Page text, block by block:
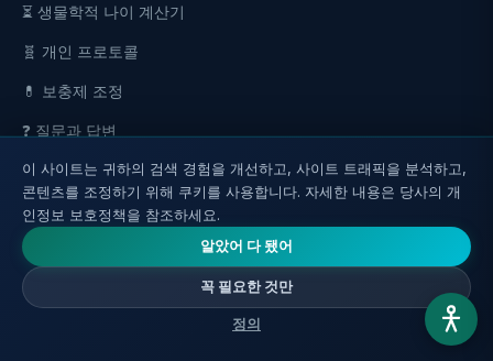
⏳ 생물학적 나이 계산기
🧬 개인 프로토콜
💊 보충제 조정
❓ 질문과 답변
📖 가이드
영양 보충제
비디오
포럼
이 사이트는 귀하의 검색 경험을 개선하고, 사이트 트래픽을 분석하고,
콘텐츠를 조정하기 위해 쿠키를 사용합니다. 자세한 내용은 당사의 개
인정보 보호정책을 참조하세요.
알았어 다 됐어
꼭 필요한 것만
정의